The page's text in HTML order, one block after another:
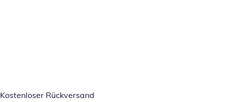
Kostenloser Rückversand